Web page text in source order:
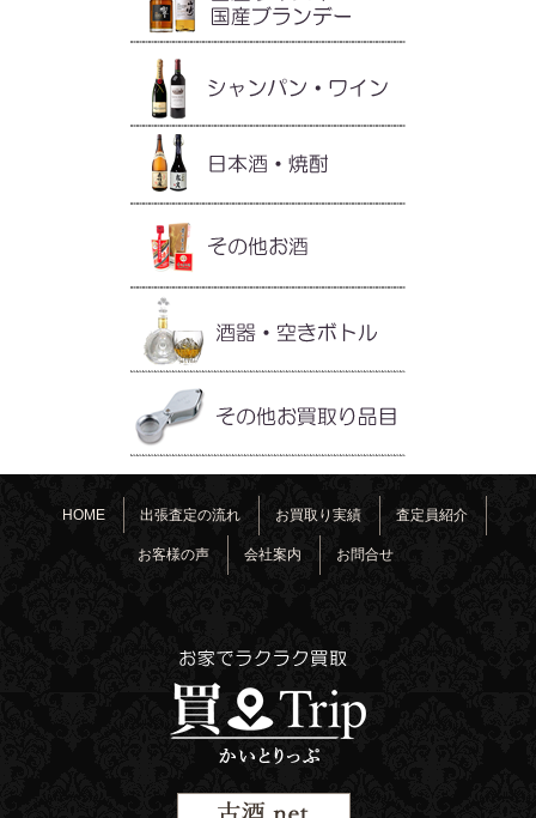
HOME 出張査定の流れ お買取り実績 査定員紹介
お客様の声 会社案内 お問合せ